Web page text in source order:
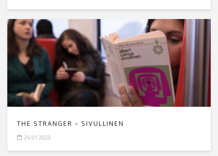
THE STRANGER – SIVULLINEN
26.01.2023